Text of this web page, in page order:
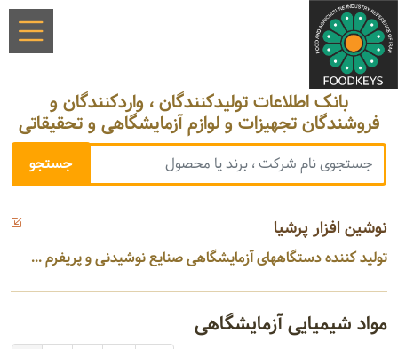
بانک اطلاعات تولیدکنندگان ، واردکنندگان و
فروشندگان تجهیزات و لوازم آزمایشگاهی و تحقیقاتی
نوشین افزار پرشیا
تولید کننده دستگاههای آزمایشگاهی صنایع نوشیدنی و پریفرم ...
مواد شیمیایی آزمایشگاهی